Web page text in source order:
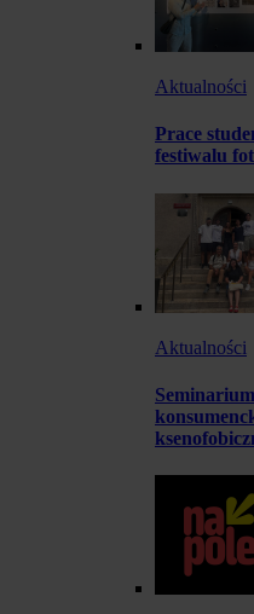
Aktualności
Prace
festiwalu
Aktualności